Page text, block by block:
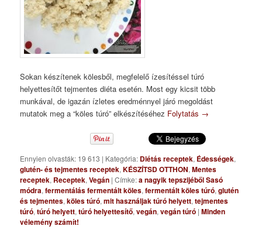
Sokan készítenek kölesből, megfelelő ízesítéssel túró
helyettesítőt tejmentes diéta esetén. Most egy kicsit több
munkával, de igazán ízletes eredménnyel járó megoldást
mutatok meg a “köles túró” elkészítéséhez Folytatás →
Ennyien olvasták: 19 613 | Kategória: Diétás receptek, Édességek,
glutén- és tejmentes receptek,KÉSZÍTSD OTTHON,Mentes
receptek, Receptek,Vegán |Címke:a nagyik tepszijéből Sasó
módra,fermentálás fermentált köles,fermentált köles túró,glutén
és tejmentes,köles túró,mit használjak túró helyett,tejmentes
túró,túró helyett,túró helyettesítő,vegán,vegán túró |Minden
vélemény számít!